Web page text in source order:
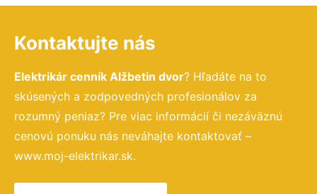
Kontaktujte nás
Elektrikár cenník Alžbetin dvor? Hľadáte na to
skúsených a zodpovedných profesionálov za
rozumný peniaz? Pre viac informácií či nezáväznú
cenovú ponuku nás neváhajte kontaktovať –
www.moj-elektrikar.sk.